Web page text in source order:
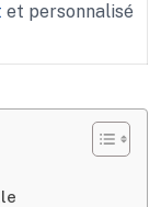
et personnalisé